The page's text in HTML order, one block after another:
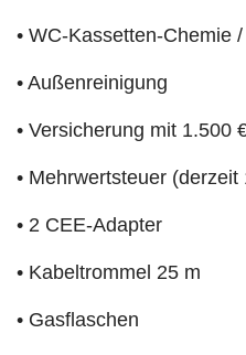
• WC-Kassetten-Chemie
• Außenreinigung
• Versicherung mit 1.500
• Mehrwertsteuer (derzeit
• 2 CEE-Adapter
• Kabeltrommel 25 m
• Gasflaschen